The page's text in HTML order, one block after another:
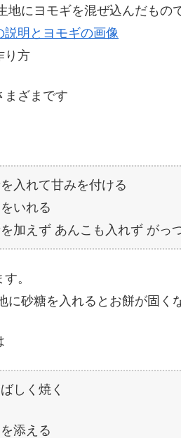
地にヨモギを混ぜ込んだもの
説明とヨモギの画像
方
まざまです
入れて甘みを付ける
いれる
を加えず あんこも入れず がっ
。
砂糖を入れるとお餅が固く
しく焼く
添える